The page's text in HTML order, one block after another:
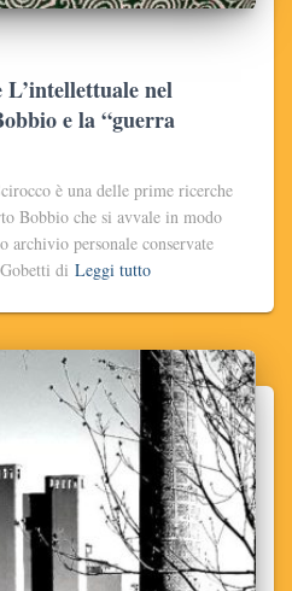
L’intellettuale nel
e la “guerra
è una delle prime ricerche
Bobbio che si avvale in modo
archivio personale conservate
di Leggi tutto